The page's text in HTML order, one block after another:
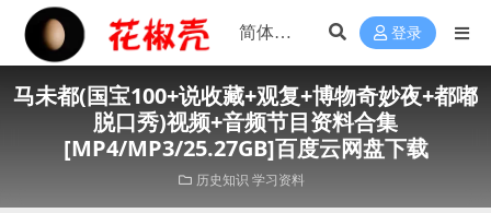
登录
马未都(国宝100+说收藏+观复+博物奇妙夜+都嘟
脱口秀)视频+音频节目资料合集
[MP4/MP3/25.27GB]百度云网盘下载
历史知识 学习资料